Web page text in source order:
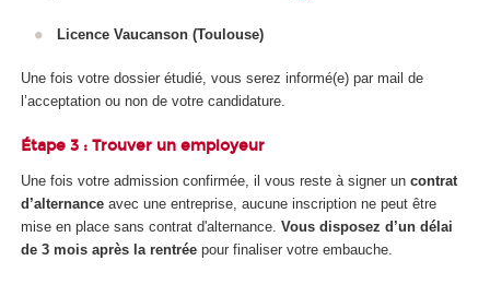
Licence Vaucanson (Toulouse)
Une fois votre dossier étudié, vous serez informé(e) par mail de
l’acceptation ou non de votre candidature.
Étape 3 : Trouver un employeur
Une fois votre admission confirmée, il vous reste à signer un contrat
d’alternance avec une entreprise, aucune inscription ne peut être
mise en place sans contrat d'alternance Vous disposez d’un délai
de 3 mois après la rentrée pour finaliser votre embauche.